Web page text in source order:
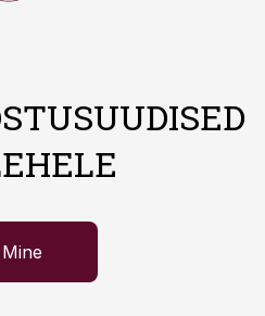
Mine